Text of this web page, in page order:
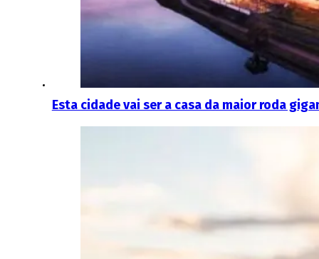
Esta cidade vai ser a casa da maior roda